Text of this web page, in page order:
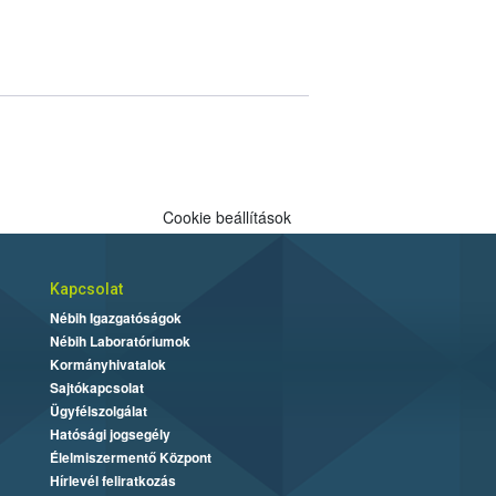
Cookie beállítások
Kapcsolat
Nébih Igazgatóságok
Nébih Laboratóriumok
Kormányhivatalok
Sajtókapcsolat
Ügyfélszolgálat
Hatósági jogsegély
Élelmiszermentő Központ
Hírlevél feliratkozás